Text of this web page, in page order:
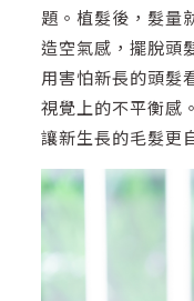
題。植髮後，髮量
造空氣感，擺脫頭
用害怕新長的頭髮
視覺上的不平衡感
讓新生長的毛髮更